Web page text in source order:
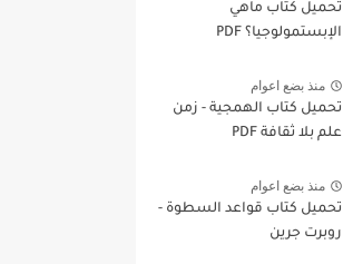
تحميل كتاب ماهي
الإبستمولوجيا؟ PDF
منذ بضع اعوام
تحميل كتاب الهمجية - زمن
علم بلا ثقافة PDF
منذ بضع اعوام
تحميل كتاب قواعد السطوة -
روبرت جرين